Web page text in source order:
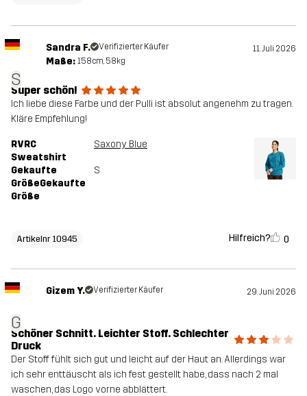
S
Sandra F. Verifizierter Käufer 11. Juli 2026
Maße: 158cm, 58kg
Super schön!
Ich liebe diese Farbe und der Pulli ist absolut angenehm zu tragen.
Kläre Empfehlung!
RVRC
Sweatshirt
Saxony Blue
Gekaufte
GrößeGekaufte
Größe
S
Artikelnr 10945 Hilfreich? 0
G
Gizem Y. Verifizierter Käufer 29. Juni 2026
Schöner Schnitt. Leichter Stoff. Schlechter
Druck
Der Stoff fühlt sich gut und leicht auf der Haut an. Allerdings war
ich sehr enttäuscht als ich fest gestellt habe, dass nach 2 mal
waschen, das Logo vorne abblättert.